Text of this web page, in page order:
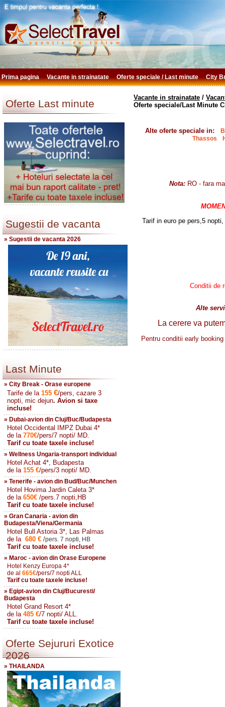
Prima pagina Vacante in strainatate Oferte speciale / Last minute City
Oferte Last minute
Sugestii de vacanta
» Sugestii de vacanta 2026
Last Minute
» City Break - Orase europene
Tarife de la 155 €/pers, cazare 3
nopti, mic dejun. Avion si taxe
incluse!
» Dubai-avion din Cluj/Buc/Budapesta
Hotel Occidental IMPZ Dubai 4*
de la 770€/pers/7 nopti/ MD.
Tarif cu toate taxele incluse!
» Wellness Ungaria-transport individual
Hotel Achat 4*, Budapesta
de la 155 €/pers/3 nopti/ MD.
» Tenerife - avion din Bud/Buc/Munchen
Hotel Hovima Jardin Caleta 3*
de la 650€ /pers.7 nopti,HB
Tarif cu toate taxele incluse!
» Gran Canaria - avion din
Budapesta/Viena/Germania
Hotel Bull Astoria 3*, Las Palmas
de la 680 € /pers. 7 nopti, HB
Tarif cu toate taxele incluse!
» Maroc - avion din Orase Europene
Hotel Kenzy Europa 4*
de al 665€/pers/7 nopti ALL
Tarif cu toate taxele incluse!
» Egipt-avion din Cluj/Bucuresti/
Budapesta
Hotel Grand Resort 4*
de la485 €/7 nopti/ ALL.
Tarif cu toate taxele incluse!
Oferte Sejururi Exotice
2026
» THAILANDA
Vacante in strainatate /
Oferte speciale/Last Minute
Alte oferte speciale in:
Thassos
Nota:RO - fara
Tarif in euro pe pers,5 nopti,
Conditii de
Alte
La cerere va
Pentru conditii early